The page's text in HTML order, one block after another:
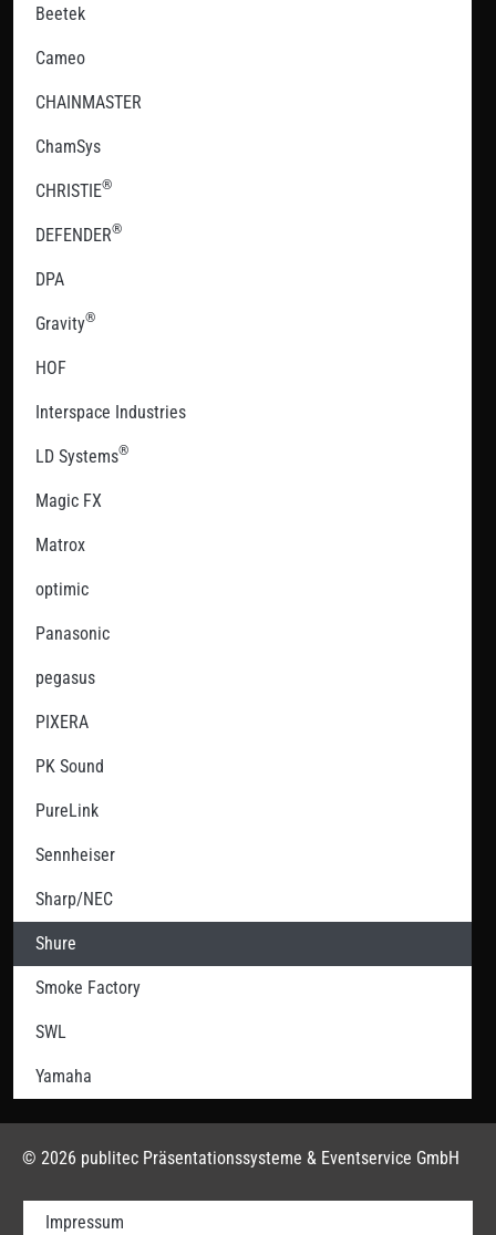
Beetek
Cameo
CHAINMASTER
ChamSys
CHRISTIE®
DEFENDER®
DPA
Gravity®
HOF
Interspace Industries
LD Systems®
Magic FX
Matrox
optimic
Panasonic
pegasus
PIXERA
PK Sound
PureLink
Sennheiser
Sharp/NEC
Shure
Smoke Factory
SWL
Yamaha
© 2026 publitec Präsentationssysteme & Eventservice GmbH
Impressum